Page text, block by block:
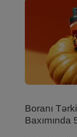
Boranı